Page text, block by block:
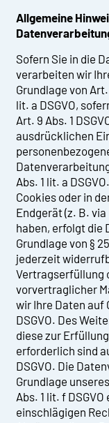
Allgemeine
Sofern Sie in die
verarbeiten wir
Grundlage von
lit. a DSGVO,
Art. 9 Abs. 1
ausdrücklichen
Abs. 1 lit. a
Cookies oder in
Endgerät (z. B.
haben, erfolgt die
Grundlage von §
jederzeit
Vertragserfüllung
vorvertraglicher
wir Ihre Daten auf
DSGVO. Des
diese zur
erforderlich sind
DSGVO. Die
Grundlage
Abs. 1 lit. f
einschlägigen